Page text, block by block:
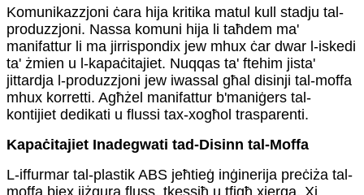
Komunikazzjoni ċara hija kritika matul kull stadju tal-
produzzjoni. Nassa komuni hija li taħdem ma'
manifattur li ma jirrispondix jew mhux ċar dwar l-iskedi
ta' żmien u l-kapaċitajiet. Nuqqas ta' ftehim jista'
jittardja l-produzzjoni jew iwassal għal disinji tal-moffa
mhux korretti. Agħżel manifattur b'maniġers tal-
kontijiet dedikati u flussi tax-xogħol trasparenti.
Kapaċitajiet Inadegwati tad-Disinn tal-Moffa
L-iffurmar tal-plastik ABS jeħtieġ inġinerija preċiża tal-
moffa biex jiżgura fluss, tkessiħ u tfigħ xierqa. Xi